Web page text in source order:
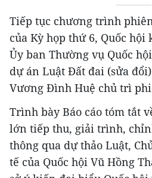
Tiếp tục chương trình
của Kỳ họp thứ 6, Quốc hội
Ủy ban Thường vụ Quốc
dự án Luật Đất đai (sửa
Vương Đình Huệ chủ trì
Trình bày Báo cáo tóm tắt
lớn tiếp thu, giải trình,
thông qua dự thảo Luật,
tế của Quốc hội Vũ Hồng